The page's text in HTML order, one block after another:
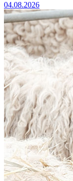
04.08.2026